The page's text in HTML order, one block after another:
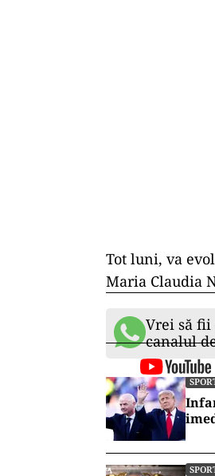
Tot luni, va
Maria Claudia
Vrei să fii
canalul